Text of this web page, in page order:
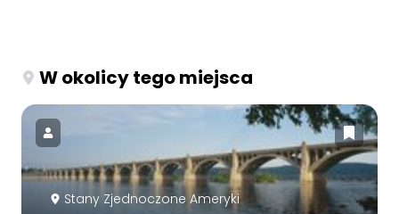
W okolicy tego miejsca
Stany Zjednoczone Ameryki